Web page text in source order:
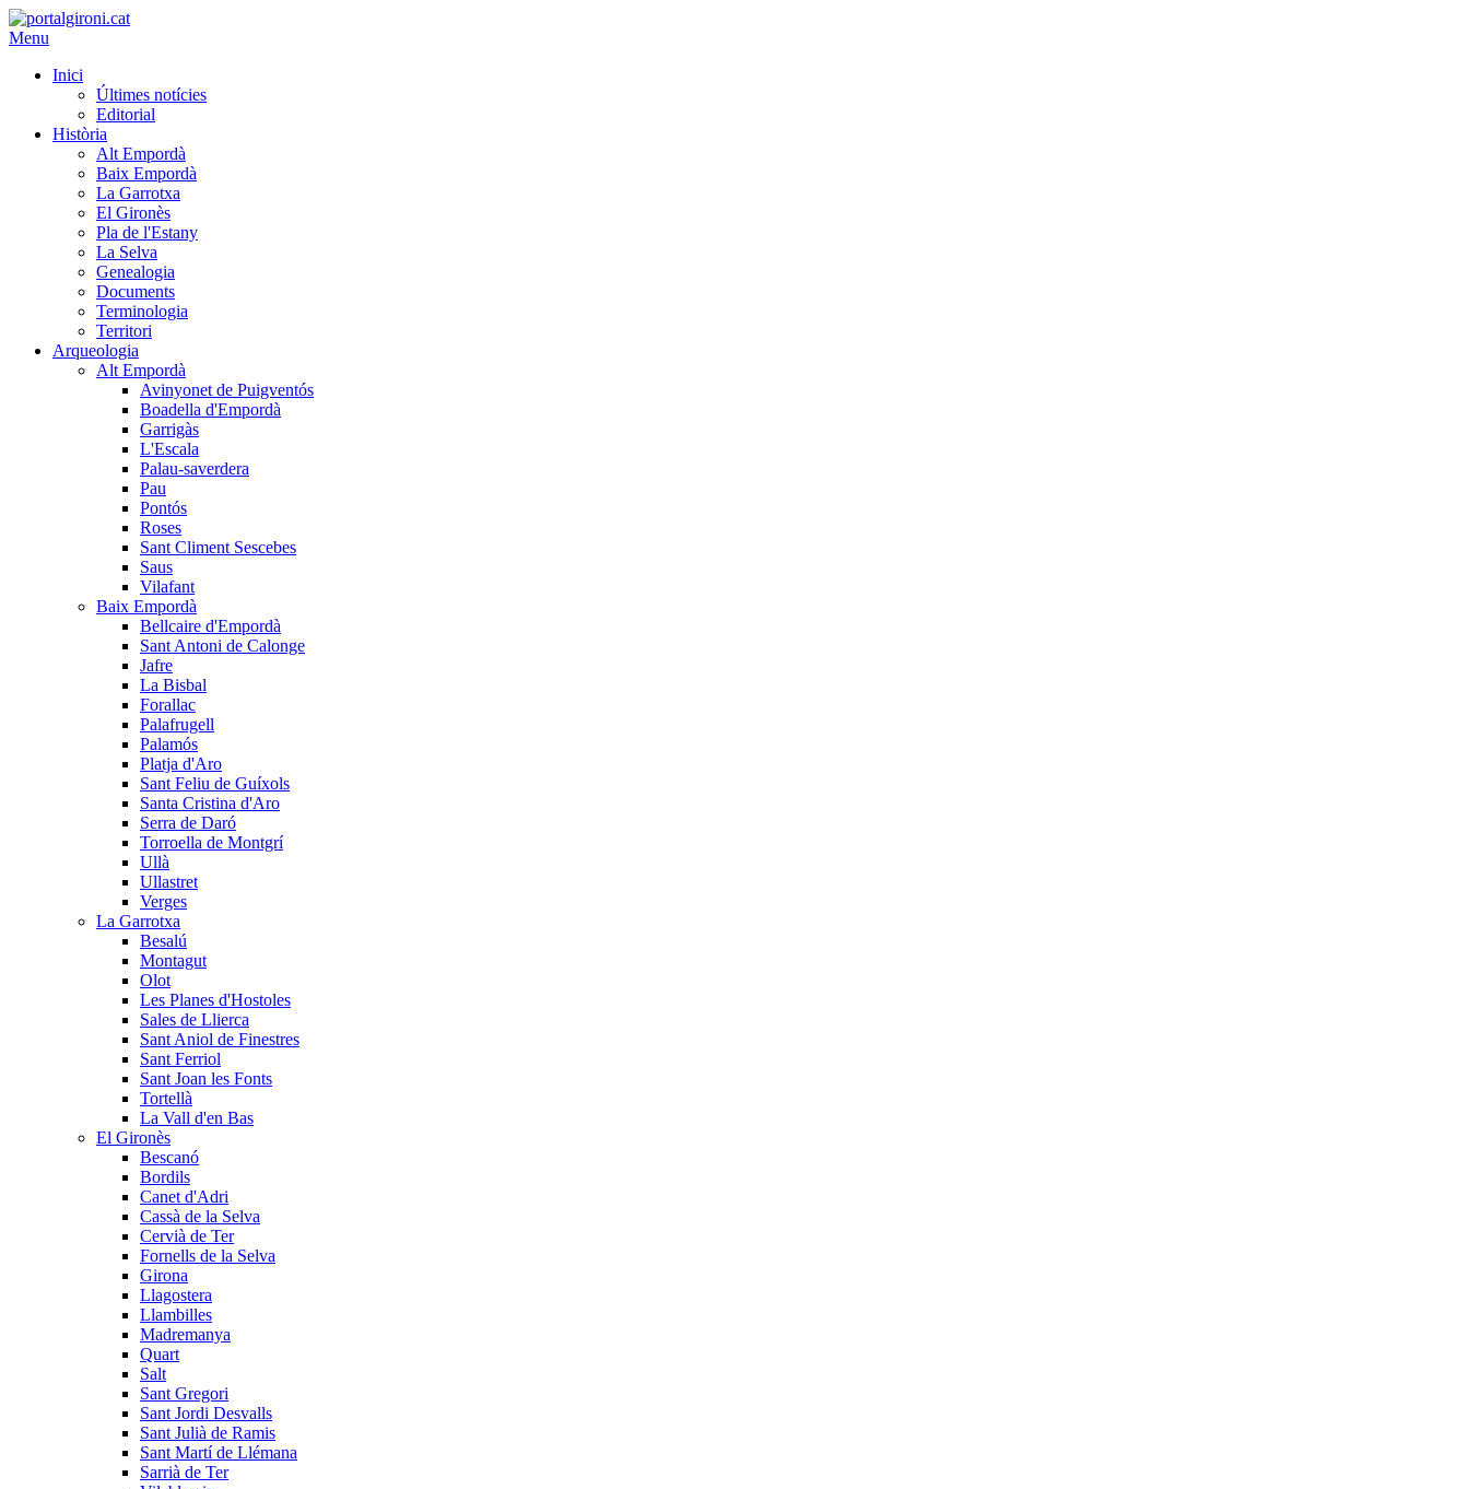
Menu
Inici
Últimes notícies
Editorial
Història
Alt Empordà
Baix Empordà
La Garrotxa
El Gironès
Pla de l'Estany
La Selva
Genealogia
Documents
Terminologia
Territori
Arqueologia
Alt Empordà
Avinyonet de Puigventós
Boadella d'Empordà
Garrigàs
L'Escala
Palau-saverdera
Pau
Pontós
Roses
Sant Climent Sescebes
Saus
Vilafant
Baix Empordà
Bellcaire d'Empordà
Sant Antoni de Calonge
Jafre
La Bisbal
Forallac
Palafrugell
Palamós
Platja d'Aro
Sant Feliu de Guíxols
Santa Cristina d'Aro
Serra de Daró
Torroella de Montgrí
Ullà
Ullastret
Verges
La Garrotxa
Besalú
Montagut
Olot
Les Planes d'Hostoles
Sales de Llierca
Sant Aniol de Finestres
Sant Ferriol
Sant Joan les Fonts
Tortellà
La Vall d'en Bas
El Gironès
Bescanó
Bordils
Canet d'Adri
Cassà de la Selva
Cervià de Ter
Fornells de la Selva
Girona
Llagostera
Llambilles
Madremanya
Quart
Salt
Sant Gregori
Sant Jordi Desvalls
Sant Julià de Ramis
Sant Martí de Llémana
Sarrià de Ter